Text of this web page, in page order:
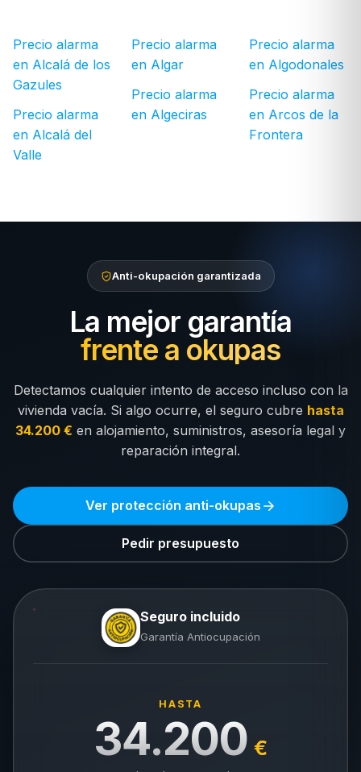
Precio alarma
en Alcalá de los
Gazules
Precio alarma
en Alcalá del
Valle
Precio alarma
en Algar
Precio alarma
en Algeciras
Precio alarma
en Algodonales
Precio alarma
en Arcos de la
Frontera
Anti-okupación garantizada
La mejor garantía
frente a okupas
Detectamos cualquier intento de acceso incluso con la
vivienda vacía. Si algo ocurre, el seguro cubre hasta
34.200 € en alojamiento, suministros, asesoría legal y
reparación integral.
Ver protección anti-okupas
Pedir presupuesto
Seguro incluido
Garantía Antiocupación
HASTA
34.200 €